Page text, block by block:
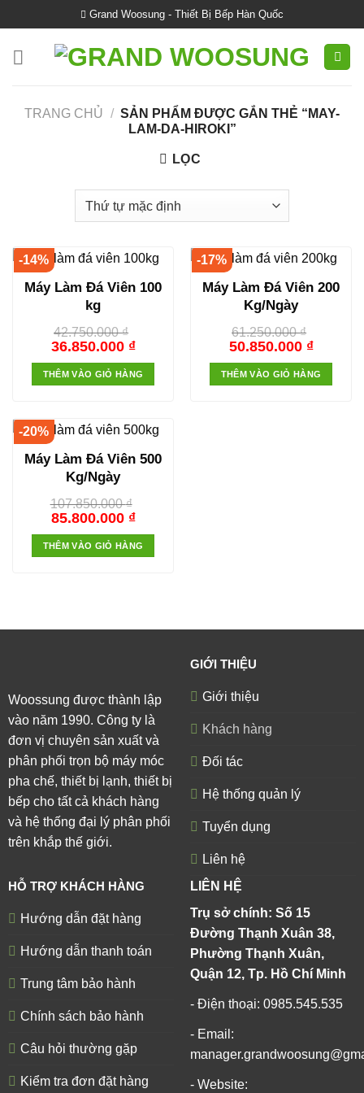
to
content
Grand Woosung - Thiết Bị Bếp Hàn Quốc
TRANG CHỦ / SẢN PHẨM ĐƯỢC GẮN THẺ “MAY-
LAM-DA-HIROKI”
LỌC
-14%
Máy Làm Đá Viên 100
kg
42.750.000₫
36.850.000 ₫
THÊM VÀO GIỎ HÀNG
-17%
Máy Làm Đá Viên 200
Kg/Ngày
61.250.000₫
50.850.000 ₫
THÊM VÀO GIỎ HÀNG
-20%
Máy Làm Đá Viên 500
Kg/Ngày
107.850.000₫
85.800.000 ₫
THÊM VÀO GIỎ HÀNG
Woossung được thành lập
vào năm 1990. Công ty là
đơn vị chuyên sản xuất và
phân phối trọn bộ máy móc
pha chế, thiết bị lạnh, thiết bị
bếp cho tất cả khách hàng
và hệ thống đại lý phân phối
trên khắp thế giới.
GIỚI THIỆU
Giới thiệu
Khách hàng
Đối tác
Hệ thống quản lý
Tuyển dụng
Liên hệ
HỖ TRỢ KHÁCH HÀNG
Hướng dẫn đặt hàng
Hướng dẫn thanh toán
Trung tâm bảo hành
Chính sách bảo hành
Câu hỏi thường gặp
Kiểm tra đơn đặt hàng
LIÊN HỆ
Trụ sở chính: Số 15
Đường Thạnh Xuân 38,
Phường Thạnh Xuân,
Quận 12, Tp. Hồ Chí Minh
- Điện thoại: 0985.545.535
- Email:
- Website: